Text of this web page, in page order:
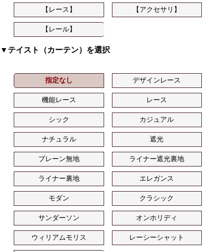
【レース】 【アクセサリ】
【レール】
▼テイスト（カーテン）を選択
指定なし デザインレース
機能レース レース
シック カジュアル
ナチュラル 遮光
プレーン無地 ライナー遮光裏地
ライナー裏地 エレガンス
モダン クラシック
サンダーソン オンホリディ
ウィリアムモリス レーシーシャット